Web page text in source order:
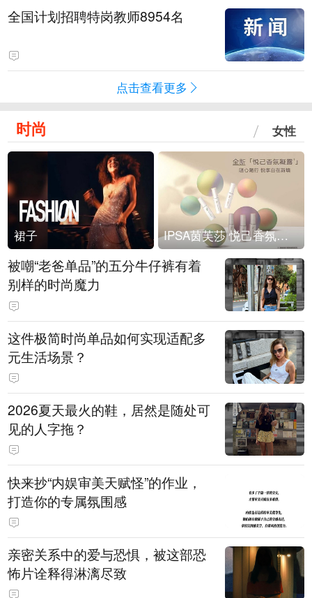
全国计划招聘特岗教师8954名
点击查看更多
时尚 女性
裙子 IPSA茵芙莎 悦己香氛凝露上市
被嘲“老爸单品”的五分牛仔裤有着
别样的时尚魔力
这件极简时尚单品如何实现适配多
元生活场景？
2026夏天最火的鞋，居然是随处可
见的人字拖？
快来抄“内娱审美天赋怪”的作业，
打造你的专属氛围感
亲密关系中的爱与恐惧，被这部恐
怖片诠释得淋漓尽致